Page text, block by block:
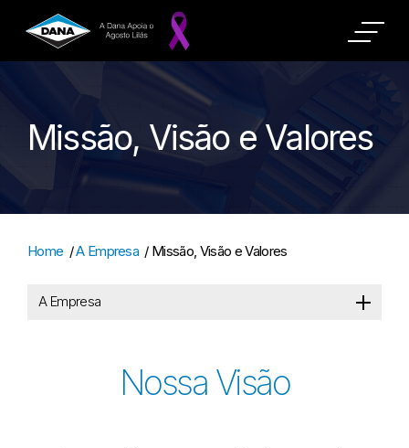
Missão, Visão e Valores
Home /A Empresa / Missão, Visão e Valores
A Empresa
Nossa Visão